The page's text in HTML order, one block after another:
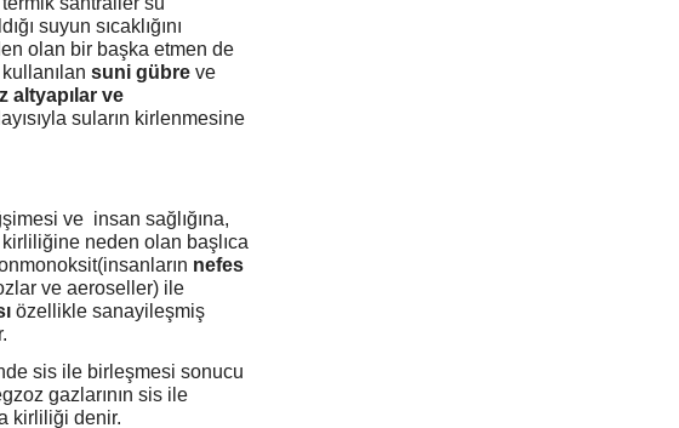
suyun sıcaklığını
olan bir başka etmen de
suni gübre ve
altyapılar ve
suların kirlenmesine
ve insan sağlığına,
neden olan başlıca
nefes
ve aeroseller) ile
özellikle sanayileşmiş
sis ile birleşmesi sonucu
gazlarının sis ile
kirliliği denir.